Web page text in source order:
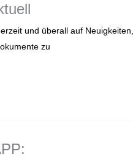
und überall auf Neuigkeiten,
zu